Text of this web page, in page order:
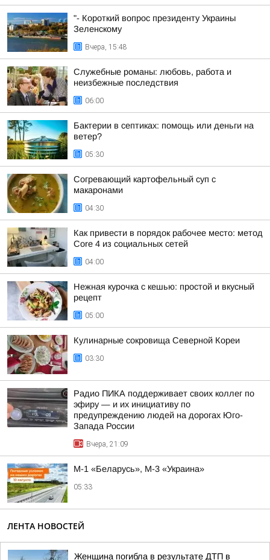
"- Короткий вопрос президенту Украины
Зеленскому
Вчера, 15:48
Служебные романы: любовь, работа и
неизбежные последствия
06:00
Бактерии в септиках: помощь или деньги на
ветер?
05:30
Согревающий картофельный суп с
макаронами
04:30
Как привести в порядок рабочее место: метод
Core 4 из социальных сетей
04:00
Нежная курочка с кешью: простой и вкусный
рецепт
05:00
Кулинарные сокровища Северной Кореи
03:30
Радио ПИКА поддерживает своих коллег по
эфиру — и их инициативу по
предупреждению людей на дорогах Юго-
Запада России
Вчера, 21:09
М-1 «Беларусь», М-3 «Украина»
05:33
ЛЕНТА НОВОСТЕЙ
Женщина погибла в результате ДТП в